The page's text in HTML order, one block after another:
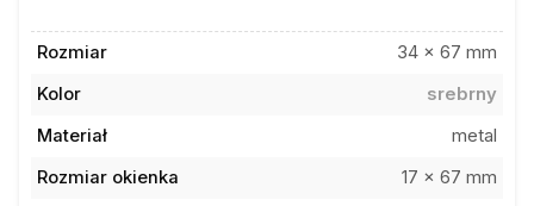
Rozmiar
34 x 67 mm
Kolor
srebrny
Materiał
metal
Rozmiar okienka
17 x 67 mm